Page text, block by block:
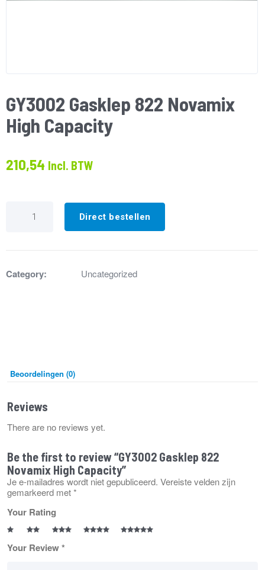
GY3002 Gasklep 822 Novamix
High Capacity
210,54 Incl. BTW
Gasklep
aantal
Direct bestellen
Category: Uncategorized
Beoordelingen (0)
Reviews
There are no reviews yet.
Be the first to review “GY3002 Gasklep 822
Novamix High Capacity”
Je e-mailadres wordt niet gepubliceerd. Vereiste velden zijn
gemarkeerd met*
Your Rating
Your Review*